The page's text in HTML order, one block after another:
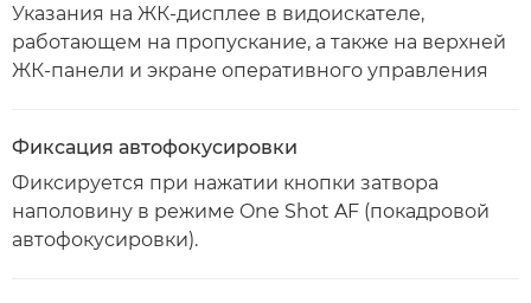
Указания на ЖК-дисплее в видоискателе,
работающем на пропускание, а также на верхней
ЖК-панели и экране оперативного управления
Фиксация автофокусировки
Фиксируется при нажатии кнопки затвора
наполовину в режиме One Shot AF (покадровой
автофокусировки).